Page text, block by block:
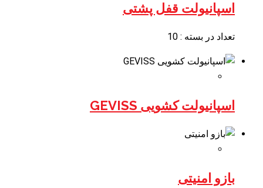
اسپانیولت قفل پشتی
تعداد در بسته : 10
اسپانیولت کشویی GEVISS
بازو امنیتی